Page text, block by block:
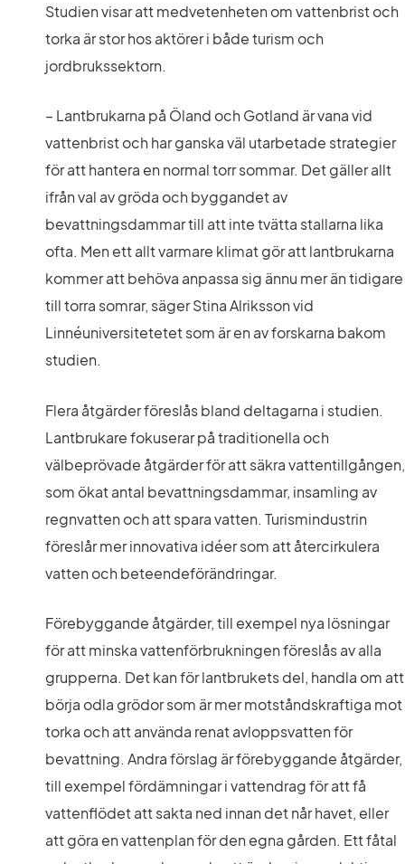
Studien visar att medvetenheten om vattenbrist och
torka är stor hos aktörer i både turism och
jordbrukssektorn.
– Lantbrukarna på Öland och Gotland är vana vid
vattenbrist och har ganska väl utarbetade strategier
för att hantera en normal torr sommar. Det gäller allt
ifrån val av gröda och byggandet av
bevattningsdammar till att inte tvätta stallarna lika
ofta. Men ett allt varmare klimat gör att lantbrukarna
kommer att behöva anpassa sig ännu mer än tidigare
till torra somrar, säger Stina Alriksson vid
Linnéuniversitetetet som är en av forskarna bakom
studien.
Flera åtgärder föreslås bland deltagarna i studien.
Lantbrukare fokuserar på traditionella och
välbeprövade åtgärder för att säkra vattentillgången,
som ökat antal bevattningsdammar, insamling av
regnvatten och att spara vatten. Turismindustrin
föreslår mer innovativa idéer som att återcirkulera
vatten och beteendeförändringar.
Förebyggande åtgärder, till exempel nya lösningar
för att minska vattenförbrukningen föreslås av alla
grupperna. Det kan för lantbrukets del, handla om att
börja odla grödor som är mer motståndskraftiga mot
torka och att använda renat avloppsvatten för
bevattning. Andra förslag är förebyggande åtgärder,
till exempel fördämningar i vattendrag för att få
vattenflödet att sakta ned innan det når havet, eller
att göra en vattenplan för den egna gården. Ett fåtal